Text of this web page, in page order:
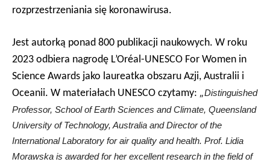
rozprzestrzeniania się koronawirusa.
Jest autorką ponad 800 publikacji naukowych. W roku
2023 odbiera nagrodę L’Oréal-UNESCO For Women in
Science Awards jako laureatka obszaru Azji, Australii i
Oceanii. W materiałach UNESCO czytamy: „Distinguished
Professor, School of Earth Sciences and Climate, Queensland
University of Technology, Australia and Director of the
International Laboratory for air quality and health. Prof. Lidia
Morawska is awarded for her excellent research in the field of